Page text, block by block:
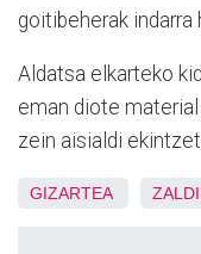
goitibeherak indarra
Aldatsa elkarteko
eman diote
zein aisialdi
GIZARTEA